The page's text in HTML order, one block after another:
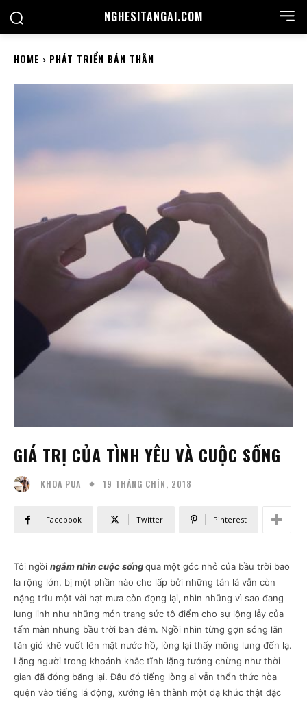
NGHESITANGAI.COM
HOME PHÁT TRIỂN BẢN THÂN
GIÁ TRỊ CỦA TÌNH YÊU VÀ CUỘC SỐNG
KHOA PUA 19 THÁNG CHÍN, 2018
Facebook Twitter Pinterest
Tôi ngồi ngắm nhìn cuộc sốngqua một góc nhỏ của bầu trời bao
la rộng lớn, bị một phần nào che lấp bởi những tán lá vẫn còn
nặng trĩu một vài hạt mưa còn đọng lại, nhìn những vì sao đang
lung linh như những món trang sức tô điểm cho sự lộng lẫy của
tấm màn nhung bầu trời ban đêm. Ngồi nhìn từng gợn sóng lăn
tăn gió khẽ vuốt lên mặt nước hồ, lòng lại thấy mông lung đến lạ.
Lặng người trong khoảnh khắc tĩnh lặng tưởng chừng như thời
gian đã đóng băng lại. Đâu đó tiếng lòng ai vẫn thổn thức hòa
quện vào tiếng lá động, xướng lên thành một dạ khúc thật đặc